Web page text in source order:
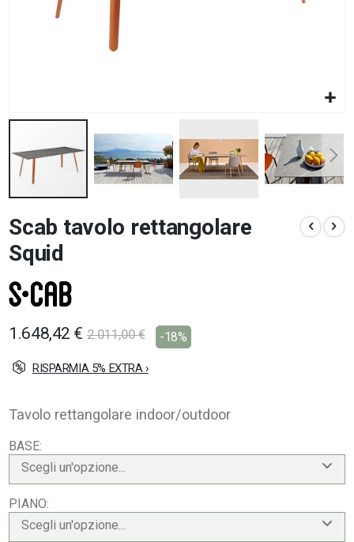
all'inizio
della
galleria
immagini
Scab tavolo rettangolare
Squid
1.648,42 € 2.011,00 € -18%
RISPARMIA 5% EXTRA ›
Tavolo rettangolare indoor/outdoor
BASE
Scegli un'opzione...
PIANO
Scegli un'opzione...